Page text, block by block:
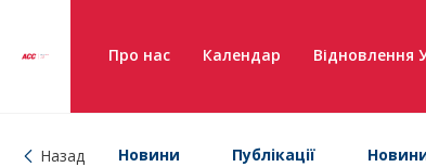
Про нас Календар Відновлення
Назад Новини Публікації